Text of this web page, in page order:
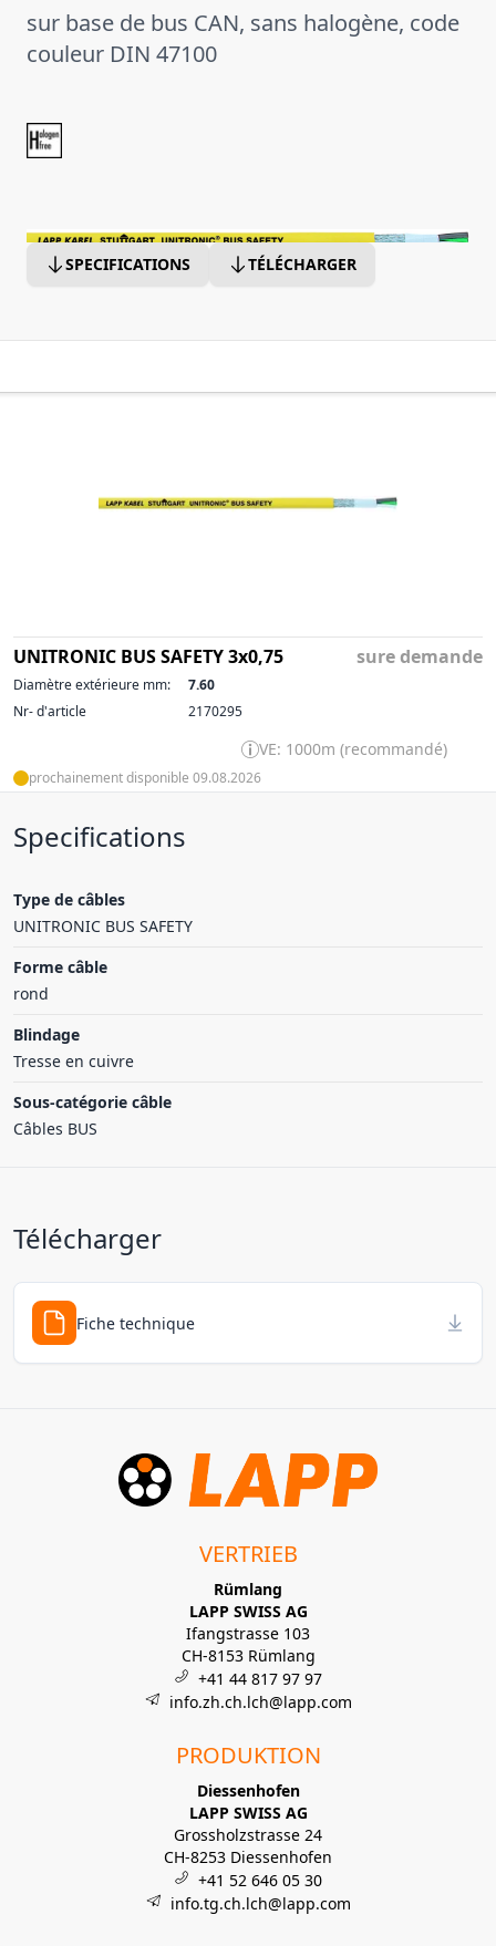
sur base de bus CAN, sans halogène, code
couleur DIN 47100
SPECIFICATIONS TÉLÉCHARGER
UNITRONIC BUS SAFETY 3x0,75 sure demande
Diamètre extérieure mm:
7.60
Nr- d'article
2170295
VE: 1000m (recommandé)
prochainement disponible 09.08.2026
Specifications
Type de câbles
UNITRONIC BUS SAFETY
Forme câble
rond
Blindage
Tresse en cuivre
Sous-catégorie câble
Câbles BUS
Télécharger
Fiche technique
VERTRIEB
Rümlang
LAPP SWISS AG
Ifangstrasse 103
CH-8153 Rümlang
+41 44 817 97 97
info.zh.ch.lch@lapp.com
PRODUKTION
Diessenhofen
LAPP SWISS AG
Grossholzstrasse 24
CH-8253 Diessenhofen
+41 52 646 05 30
info.tg.ch.lch@lapp.com